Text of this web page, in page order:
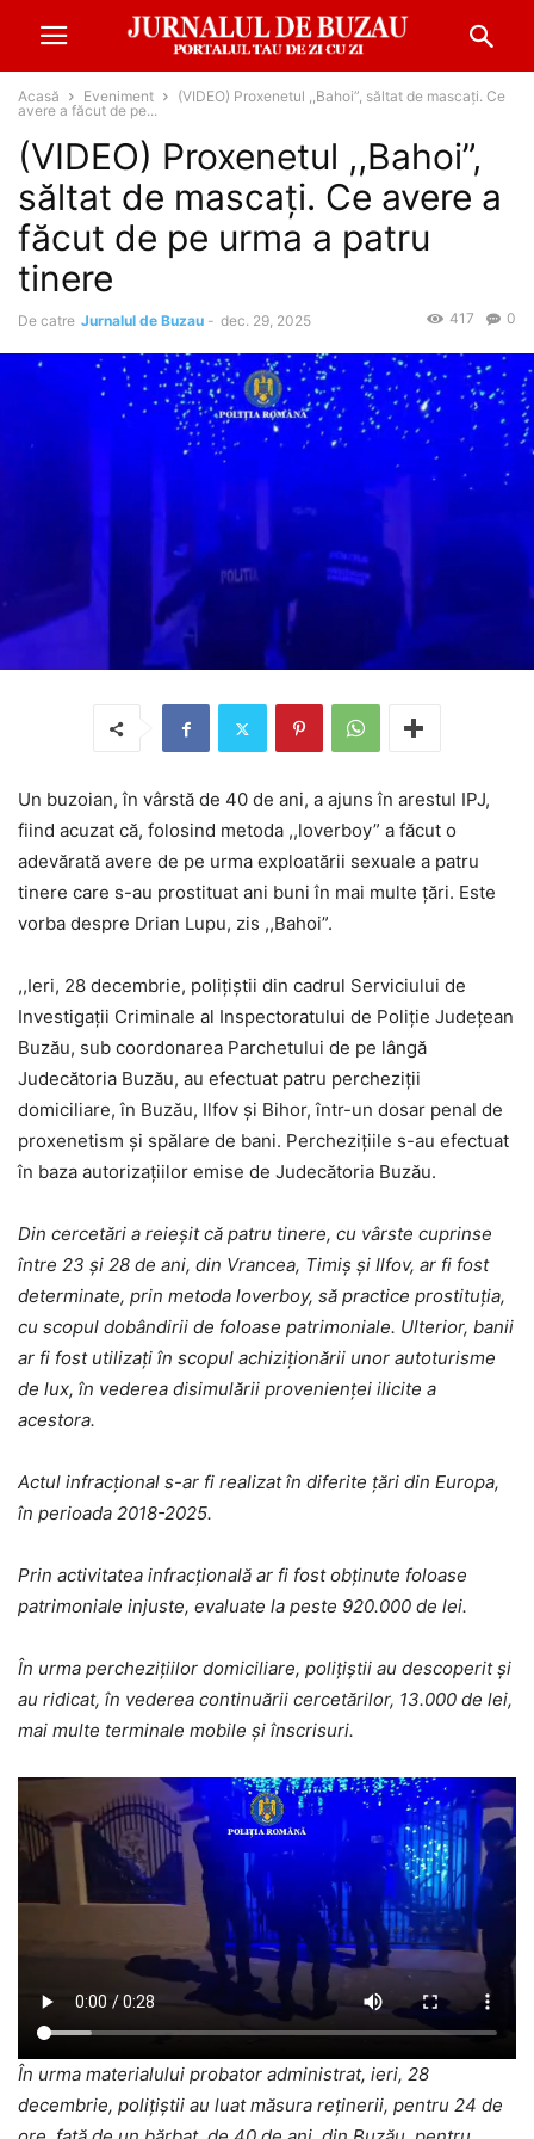
Acasă Eveniment
(VIDEO) Proxenetul ,,Bahoi”, săltat de mascați. Ce
avere a făcut de pe...
(VIDEO) Proxenetul ,,Bahoi”,
săltat de mascați. Ce avere a
făcut de pe urma a patru
tinere
De catre Jurnalul de Buzau - dec. 29, 2025 0
417
Un buzoian, în vârstă de 40 de ani, a ajuns în arestul IPJ,
fiind acuzat că, folosind metoda ,,loverboy” a făcut o
adevărată avere de pe urma exploatării sexuale a patru
tinere care s-au prostituat ani buni în mai multe țări. Este
vorba despre Drian Lupu, zis ,,Bahoi”.
,,Ieri, 28 decembrie, polițiștii din cadrul Serviciului de
Investigații Criminale al Inspectoratului de Poliție Județean
Buzău, sub coordonarea Parchetului de pe lângă
Judecătoria Buzău, au efectuat patru percheziții
domiciliare, în Buzău, Ilfov și Bihor, într-un dosar penal de
proxenetism și spălare de bani. Perchezițiile s-au efectuat
în baza autorizațiilor emise de Judecătoria Buzău.
Din cercetări a reieșit că patru tinere, cu vârste cuprinse
între 23 și 28 de ani, din Vrancea, Timiș și Ilfov, ar fi fost
determinate, prin metoda loverboy, să practice prostituția,
cu scopul dobândirii de foloase patrimoniale. Ulterior, banii
ar fi fost utilizați în scopul achiziționării unor autoturisme
de lux, în vederea disimulării provenienței ilicite a
acestora.
Actul infracțional s-ar fi realizat în diferite țări din Europa,
în perioada 2018-2025.
Prin activitatea infracțională ar fi fost obținute foloase
patrimoniale injuste, evaluate la peste 920.000 de lei.
În urma perchezițiilor domiciliare, polițiștii au descoperit și
au ridicat, în vederea continuării cercetărilor, 13.000 de lei,
mai multe terminale mobile și înscrisuri.
În urma materialului probator administrat, ieri, 28
decembrie, polițiștii au luat măsura reținerii, pentru 24 de